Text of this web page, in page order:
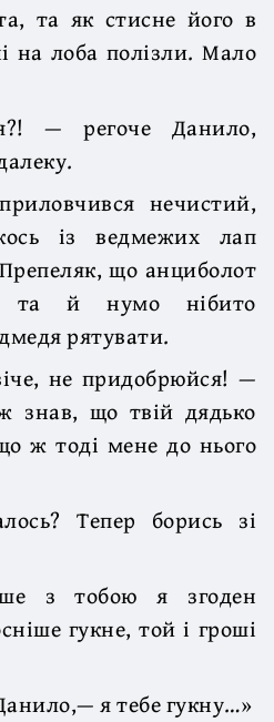
та як стисне його в
на лоба полізли. Мало
— регоче Данило,
нечистий,
із ведмежих лап
що анциболот
та й нумо нібито
рятувати.
не придобрюйся! —
знав, що твій дядько
ж тоді мене до нього
Тепер борись зі
з тобою я згоден
гукне, той і гроші
я тебе гукну…»